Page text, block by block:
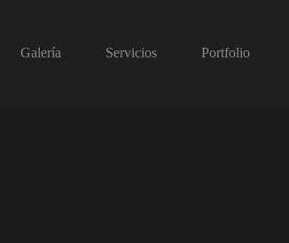
Galería Servicios Portfolio